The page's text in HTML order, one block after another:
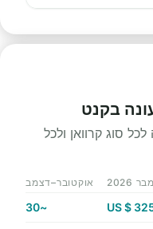
בקנט
סוג קרוואן ולכל
2026 אוקטובר–דצמבר 2026
~230 $ US